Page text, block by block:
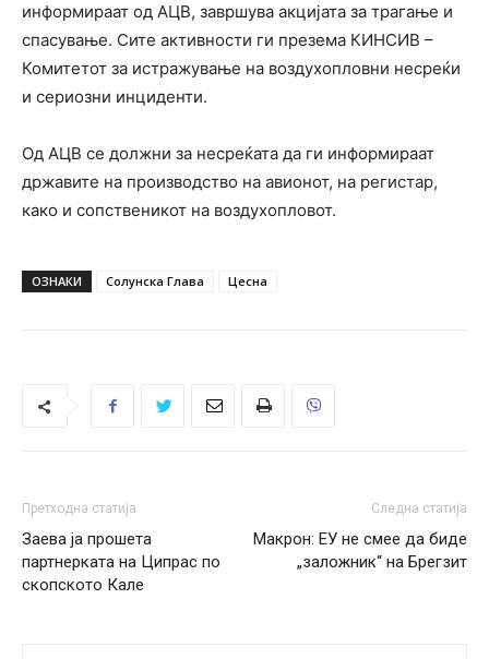
информираат од АЦВ, завршува акцијата за трагање и
спасување. Сите активности ги презема КИНСИВ –
Комитетот за истражување на воздухопловни несреќи
и сериозни инциденти.
Од АЦВ се должни за несреќата да ги информираат
државите на производство на авионот, на регистар,
како и сопственикот на воздухопловот.
ОЗНАКИ Солунска Глава Цесна
Претходна статија
Заева ја прошета
партнерката на Ципрас по
скопското Кале
Следна статија
Макрон: ЕУ не смее да биде
„заложник“ на Брегзит